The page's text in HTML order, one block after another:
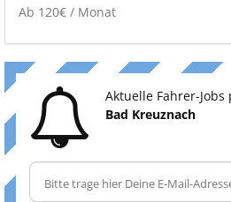
Ab 120€ / Monat
Aktuelle Fahrer-
Bad Kreuznach